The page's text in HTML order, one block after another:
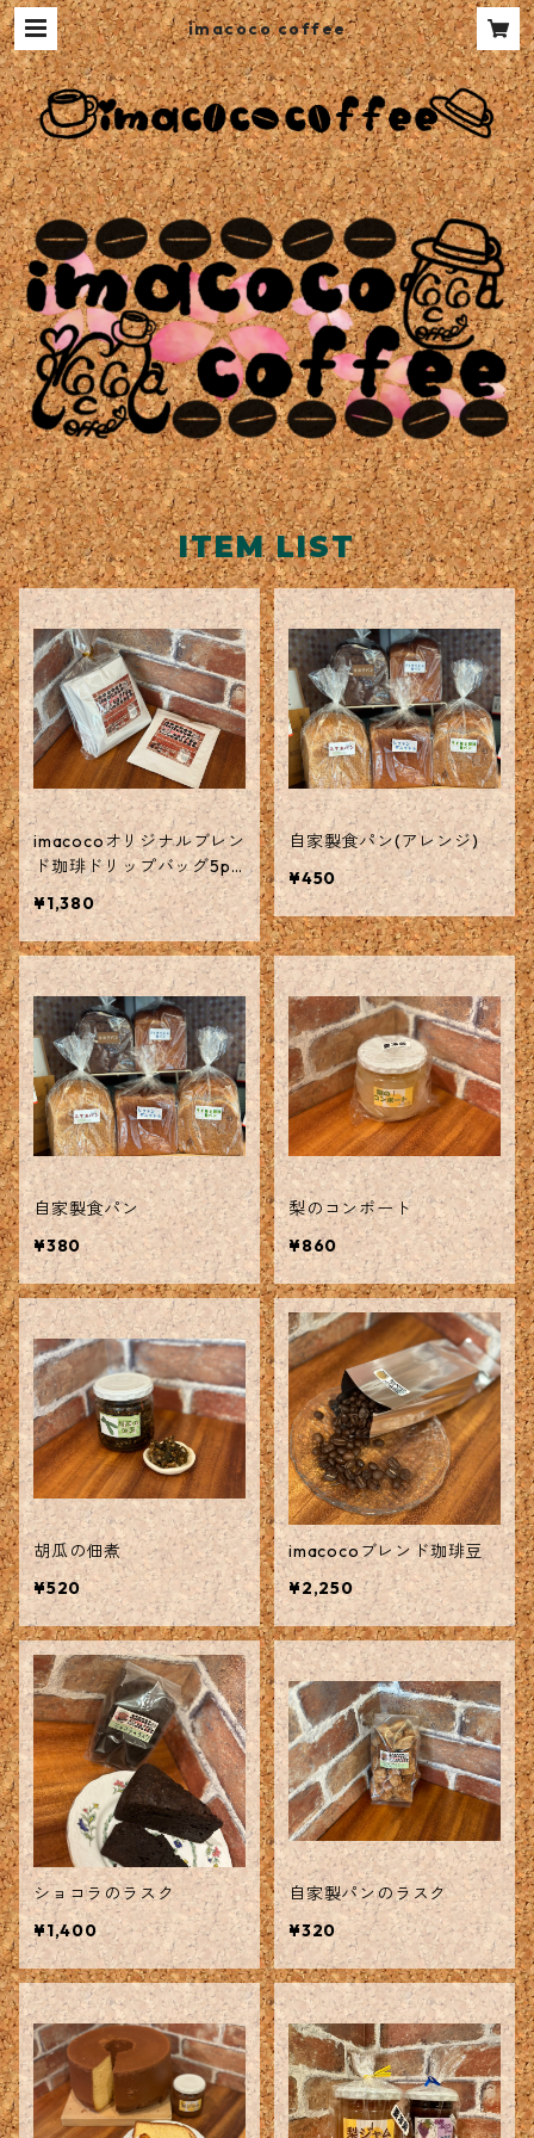
imacoco coffee
ITEM LIST
imacocoオリジナルブレン
ド珈琲ドリップバッグ5pc
セット
¥1,380
自家製食パン(アレンジ)
¥450
自家製食パン
¥380
梨のコンポート
¥860
胡瓜の佃煮
¥520
imacocoブレンド珈琲豆
¥2,250
ショコラのラスク
¥1,400
自家製パンのラスク
¥320